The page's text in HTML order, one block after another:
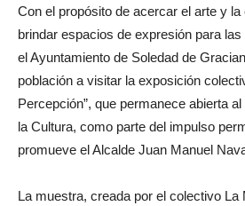
Con el propósito de acercar el arte y
brindar espacios de expresión para
el Ayuntamiento de Soledad de
población a visitar la exposición
Percepción”, que permanece abierta
la Cultura, como parte del impulso
promueve el Alcalde Juan Manuel
La muestra, creada por el colectivo La